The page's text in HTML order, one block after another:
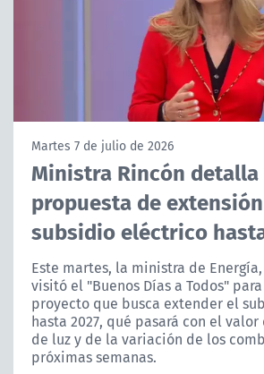
ACTUALIDAD Y TENDENCIAS
CORPORATIVO Y TRANSPARENCIA
CANAL DE DENUNCIAS
ÁREA DE PROYECTOS
Martes 7 de julio de 2026
Ministra Rincón
propuesta de
subsidio eléctrico
Este martes, la ministra de
visitó el "Buenos Días a Todos"
proyecto que busca extender el
hasta 2027, qué pasará con el
de luz y de la variación de los
próximas semanas.